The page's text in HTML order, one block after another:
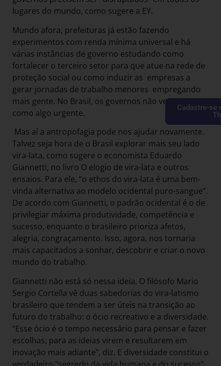
lugares do mundo, como sugere a EY.
Mundo afora, prefeituras já estão fazendo
experimentos com renda mínima universal e há
várias instâncias de governo estudando como
fortalecer o terceiro setor para que atue na rede de
proteção social ou como induzir as empresas a
gerar jornadas de trabalho menores empregando
mais gente. No Brasil, os governos não veem isso
como algo urgente.
Mas aí a antropofagia pode nos ajudar novamente.
Talvez seja hora de o Brasil explorar mais seu lado
vira-lata, como sugere o economista Eduardo
Giannetti, no livro O elogio de vira-lata e outros
ensaios. Para ele, “o ethos do vira-lata é uma bem-
vinda alternativa ao modelo ocidental puro-sangue”.
De acordo com Giannetti, o padrão ocidental é o de
privilegiar máxima produtividade, competência e
sucesso, enquanto o brasileiro prioriza afetos,
alegria, congraçamento. Isso, agora, nos tornaria
mais capacitados a sonhar, descobrir e criar o novo
mundo do trabalho.
Giannetti não está só nessa ideia. O filósofo Mario
Sergio Cortella vê duas sabedorias do vira-latismo
brasileiro que tendem a ser úteis na transição ao
futuro do trabalho: o ócio recreativo e a diversidade.
“Esse ócio é o tempo necessário para pensar e fazer
escolhas, para as ideias virem e resultarem em
inovação mais adiante”, diz. E diversidade constitui o
Cadastre-se